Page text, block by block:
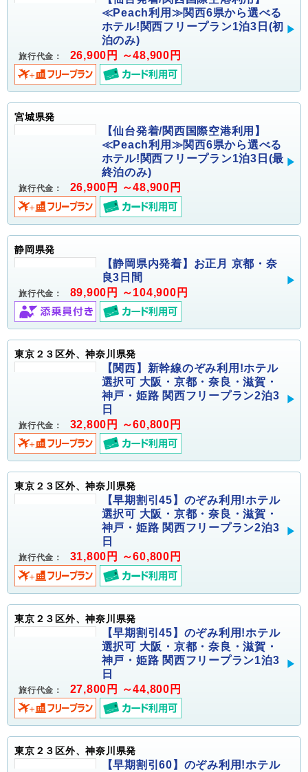
≪Peach利用≫関西6県から選べる
ホテル!関西フリープラン1泊3日(初
泊のみ)
旅行代金： 26,900円 ～48,900円
宮城県発
【仙台発着/関西国際空港利用】
≪Peach利用≫関西6県から選べる
ホテル!関西フリープラン1泊3日(最
終泊のみ)
旅行代金： 26,900円 ～48,900円
静岡県発
【静岡県内発着】お正月 京都・奈
良3日間
旅行代金： 89,900円 ～104,900円
東京２３区外、神奈川県発
【関西】新幹線のぞみ利用!ホテル
選択可 大阪・京都・奈良・滋賀・
神戸・姫路 関西フリープラン2泊3
日
旅行代金： 32,800円 ～60,800円
東京２３区外、神奈川県発
【早期割引45】のぞみ利用!ホテル
選択可 大阪・京都・奈良・滋賀・
神戸・姫路 関西フリープラン2泊3
日
旅行代金： 31,800円 ～60,800円
東京２３区外、神奈川県発
【早期割引45】のぞみ利用!ホテル
選択可 大阪・京都・奈良・滋賀・
神戸・姫路 関西フリープラン1泊3
日
旅行代金： 27,800円 ～44,800円
東京２３区外、神奈川県発
【早期割引60】のぞみ利用!ホテル